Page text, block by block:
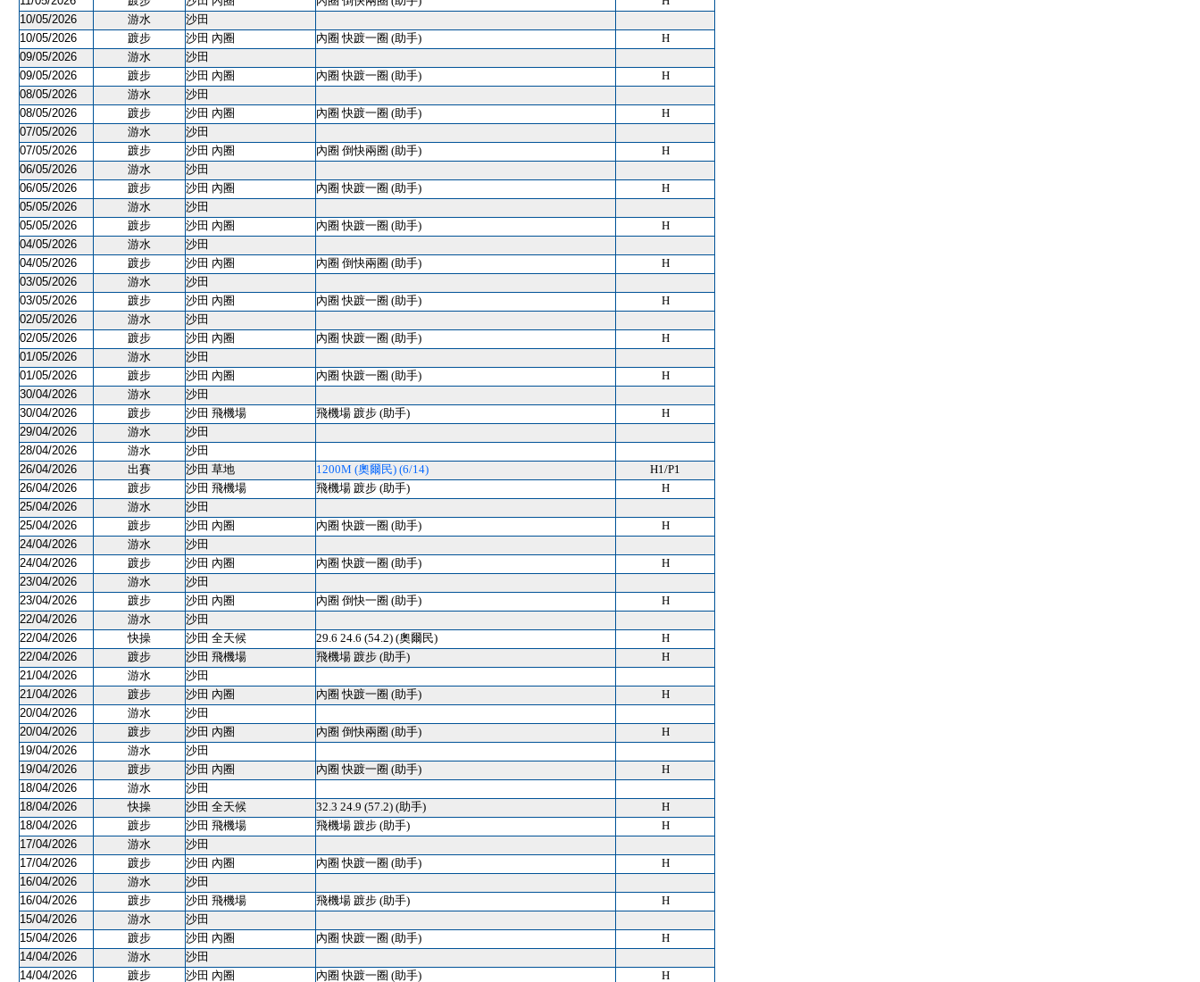
10/05/2026
游水
沙田
10/05/2026
踱步 沙田 內圈 內圈 快踱一圈 (助手)
H
09/05/2026
游水
沙田
09/05/2026
踱步 沙田 內圈 內圈 快踱一圈 (助手)
H
08/05/2026
游水
沙田
08/05/2026
踱步 沙田 內圈 內圈 快踱一圈 (助手)
H
07/05/2026
游水
沙田
07/05/2026
踱步 沙田 內圈 內圈 倒快兩圈 (助手)
H
06/05/2026
游水
沙田
06/05/2026
踱步 沙田 內圈 內圈 快踱一圈 (助手)
H
05/05/2026
游水
沙田
05/05/2026
踱步 沙田 內圈 內圈 快踱一圈 (助手)
H
04/05/2026
游水
沙田
04/05/2026
踱步 沙田 內圈 內圈 倒快兩圈 (助手)
H
03/05/2026
游水
沙田
03/05/2026
踱步 沙田 內圈 內圈 快踱一圈 (助手)
H
02/05/2026
游水
沙田
02/05/2026
踱步 沙田 內圈 內圈 快踱一圈 (助手)
H
01/05/2026
游水
沙田
01/05/2026
踱步 沙田 內圈 內圈 快踱一圈 (助手)
H
30/04/2026
游水
沙田
30/04/2026
踱步 沙田 飛機場 飛機場 踱步 (助手)
H
29/04/2026
游水
沙田
28/04/2026
游水
沙田
26/04/2026
出賽 沙田 草地 1200M (奧爾民) (6/14)
H1/P1
26/04/2026
踱步 沙田 飛機場 飛機場 踱步 (助手)
H
25/04/2026
游水
沙田
25/04/2026
踱步 沙田 內圈 內圈 快踱一圈 (助手)
H
24/04/2026
游水
沙田
24/04/2026
踱步 沙田 內圈 內圈 快踱一圈 (助手)
H
23/04/2026
游水
沙田
23/04/2026
踱步 沙田 內圈 內圈 倒快一圈 (助手)
H
22/04/2026
游水
沙田
22/04/2026
快操 沙田 全天候 29.6 24.6 (54.2) (奧爾民)
H
22/04/2026
踱步 沙田 飛機場 飛機場 踱步 (助手)
H
21/04/2026
游水
沙田
21/04/2026
踱步 沙田 內圈 內圈 快踱一圈 (助手)
H
20/04/2026
游水
沙田
20/04/2026
踱步 沙田 內圈 內圈 倒快兩圈 (助手)
H
19/04/2026
游水
沙田
19/04/2026
踱步 沙田 內圈 內圈 快踱一圈 (助手)
H
18/04/2026
游水
沙田
18/04/2026
快操 沙田 全天候 32.3 24.9 (57.2) (助手)
H
18/04/2026
踱步 沙田 飛機場 飛機場 踱步 (助手)
H
17/04/2026
游水
沙田
17/04/2026
踱步 沙田 內圈 內圈 快踱一圈 (助手)
H
16/04/2026
游水
沙田
16/04/2026
踱步 沙田 飛機場 飛機場 踱步 (助手)
H
15/04/2026
游水
沙田
15/04/2026
踱步 沙田 內圈 內圈 快踱一圈 (助手)
H
14/04/2026
游水
沙田
14/04/2026
踱步 沙田 內圈 內圈 快踱一圈 (助手) H